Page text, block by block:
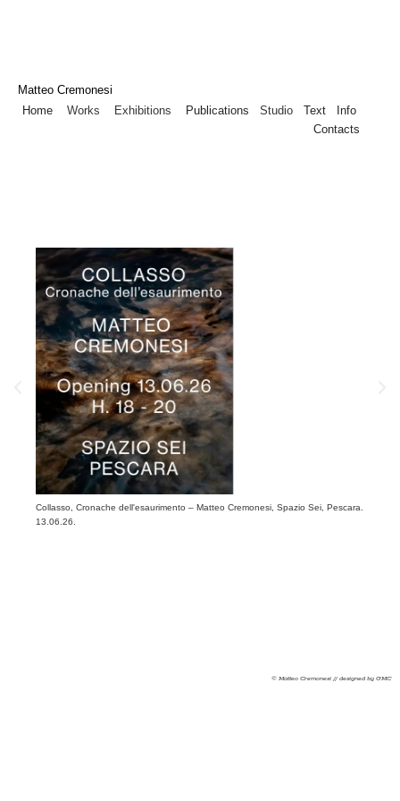
Matteo Cremonesi
HomeWorks Exhibitions Publications Studio Text
Info
Contacts
Collasso, Cronache dell'esaurimento – Matteo Cremonesi, Spazio Sei, Pescara.
13.06.26.
© Matteo Cremonesi // designed by GMC